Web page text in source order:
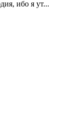
ибо я ут...